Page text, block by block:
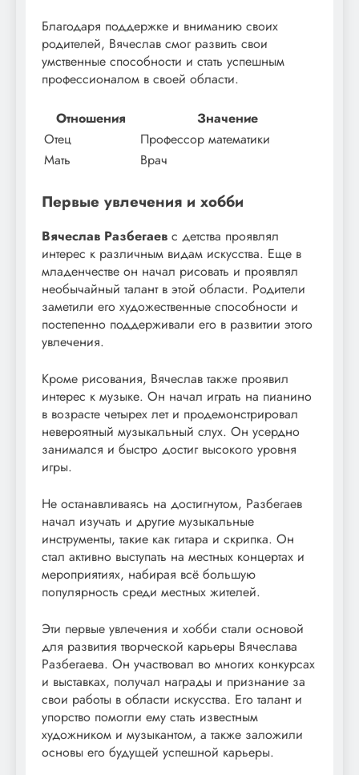
Благодаря поддержке и вниманию своих
родителей, Вячеслав смог развить свои
умственные способности и стать успешным
профессионалом в своей области.
Отношения
Значение
Отец
Профессор математики
Мать
Врач
Первые увлечения и хобби
Вячеслав Разбегаев с детства проявлял
интерес к различным видам искусства. Еще в
младенчестве он начал рисовать и проявлял
необычайный талант в этой области. Родители
заметили его художественные способности и
постепенно поддерживали его в развитии этого
увлечения.
Кроме рисования, Вячеслав также проявил
интерес к музыке. Он начал играть на пианино
в возрасте четырех лет и продемонстрировал
невероятный музыкальный слух. Он усердно
занимался и быстро достиг высокого уровня
игры.
Не останавливаясь на достигнутом, Разбегаев
начал изучать и другие музыкальные
инструменты, такие как гитара и скрипка. Он
стал активно выступать на местных концертах и
мероприятиях, набирая всё большую
популярность среди местных жителей.
Эти первые увлечения и хобби стали основой
для развития творческой карьеры Вячеслава
Разбегаева. Он участвовал во многих конкурсах
и выставках, получал награды и признание за
свои работы в области искусства. Его талант и
упорство помогли ему стать известным
художником и музыкантом, а также заложили
основы его будущей успешной карьеры.